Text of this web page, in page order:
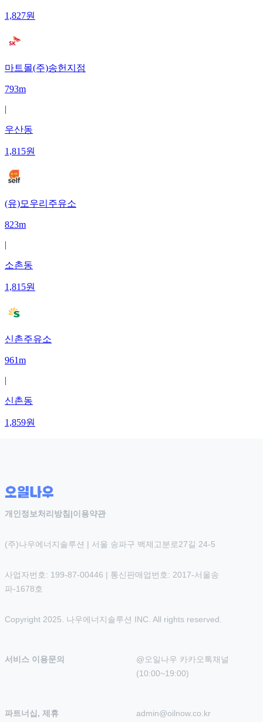
1,827원
마트몰(주)송헌지점
793m
|
우산동
1,815원
(유)모우리주유소
823m
|
소촌동
1,815원
신촌주유소
961m
|
신촌동
1,859원
개인정보처리방침 |이용약관
(주)나우에너지솔루션 | 서울 송파구 백제고분로27길 24-5
사업자번호: 199-87-00446 | 통신판매업번호: 2017-서울송
파-1678호
Copyright 2025. 나우에너지솔루션 INC. All rights reserved.
서비스 이용문의
@오일나우 카카오톡채널
(10:00~19:00)
파트너십, 제휴 admin@oilnow.co.kr